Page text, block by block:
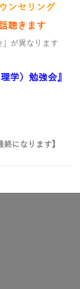
ンセリング
聴きます
が異なります
学）勉強会』
になります】